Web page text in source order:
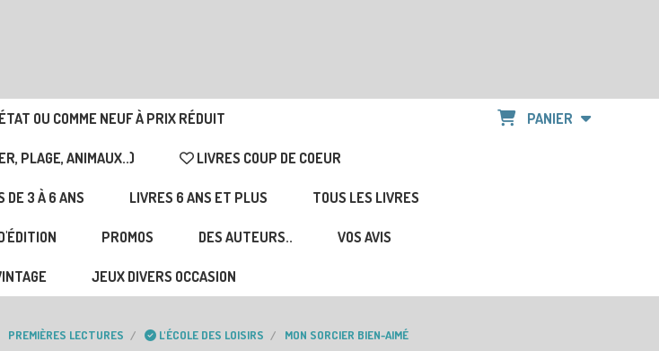
OU COMME NEUF À PRIX RÉDUIT
PLAGE, ANIMAUX..) LIVRES COUP DE COEUR
DE 3 À 6 ANS LIVRES 6 ANS ET PLUS TOUS LES LIVRES
PROMOS DES AUTEURS.. VOS AVIS
JEUX DIVERS OCCASION
PANIER
PREMIÈRES LECTURES L'ÉCOLE DES LOISIRS MON SORCIER BIEN-AIMÉ